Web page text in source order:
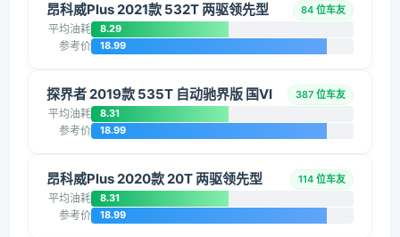
昂科威Plus 2021款 532T 两驱领先型 84 位车友
平均油耗 8.29
参考价 18.99
探界者 2019款 535T 自动驰界版 国VI 387 位车友
平均油耗 8.31
参考价 18.99
昂科威Plus 2020款 20T 两驱领先型 114 位车友
平均油耗 8.31
参考价 18.99